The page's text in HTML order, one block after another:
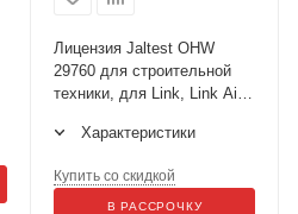
Лицензия Jaltest OHW
29760 для строительной
техники, для Link, Link Air
Характеристики
Купить со скидкой
В РАССРОЧКУ